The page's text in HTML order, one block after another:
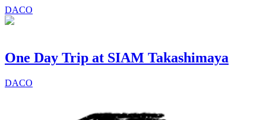
DACO
One Day Trip at SIAM Takashimaya
DACO